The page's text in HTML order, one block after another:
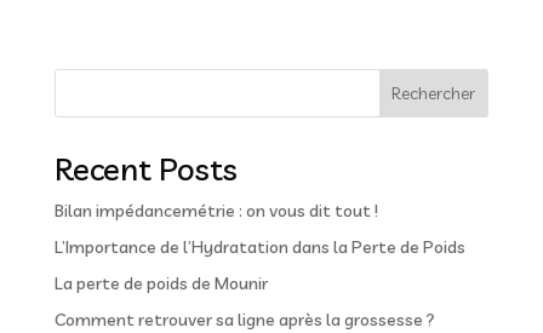
Rechercher
Recent Posts
Bilan impédancemétrie : on vous dit tout !
L’Importance de l’Hydratation dans la Perte de Poids
La perte de poids de Mounir
Comment retrouver sa ligne après la grossesse ?